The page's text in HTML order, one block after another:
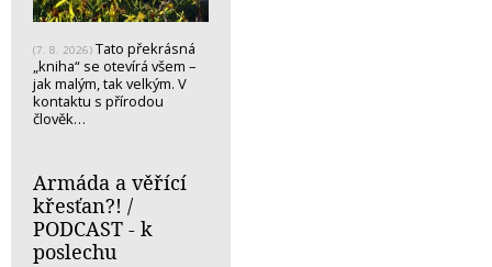
(7. 8. 2026) Tato překrásná
„kniha“ se otevírá všem –
jak malým, tak velkým. V
kontaktu s přírodou
člověk…
Armáda a věřící
křesťan?! /
PODCAST - k
poslechu